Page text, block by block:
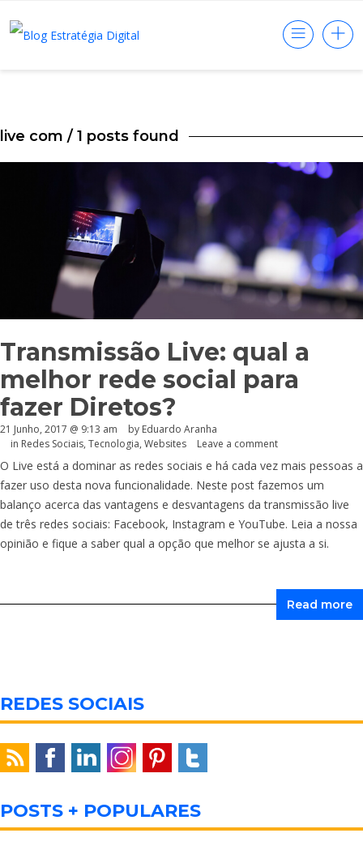
live com / 1 posts found
Transmissão Live: qual a
melhor rede social para
fazer Diretos?
21 Junho, 2017 @ 9:13 am by Eduardo Aranha
in Redes Sociais, Tecnologia, Websites Leave a comment
O Live está a dominar as redes sociais e há cada vez mais pessoas a
fazer uso desta nova funcionalidade. Neste post fazemos um
balanço acerca das vantagens e desvantagens da transmissão live
de três redes sociais: Facebook, Instagram e YouTube. Leia a nossa
opinião e fique a saber qual a opção que melhor se ajusta a si.
Read more
REDES SOCIAIS
POSTS + POPULARES